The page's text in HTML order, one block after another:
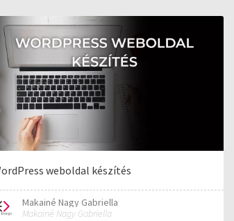
weboldal készítés
Makainé Nagy Gabriella
Makainé Nagy Gabriella